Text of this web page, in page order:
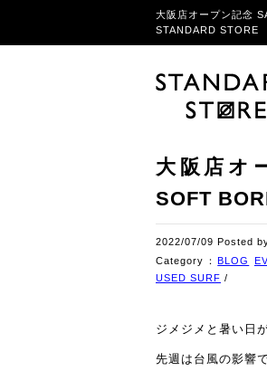
大阪店オープン記念
STANDARD STORE
大阪店オ
SOFT
2022/07/09 Posted
Category：BLOG
USED SURF /
ジメジメと暑い日
先週は台風の影響